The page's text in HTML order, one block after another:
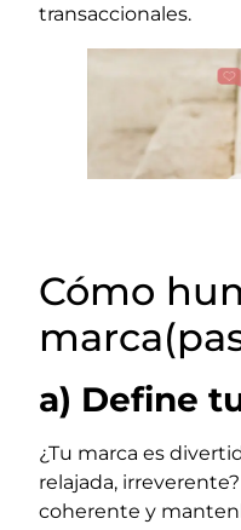
transaccionales.
Cómo
a) Define
¿Tu marca es
relajada,
coherente y